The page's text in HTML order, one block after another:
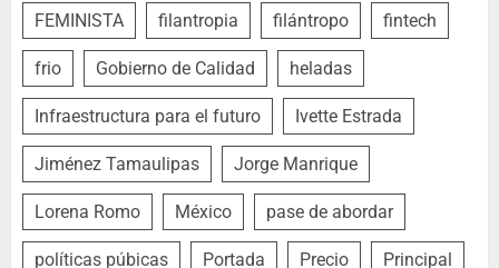
FEMINISTA filantropia filántropo fintech
frio Gobierno de Calidad heladas
Infraestructura para el futuro Ivette Estrada
Jiménez Tamaulipas Jorge Manrique
Lorena Romo México pase de abordar
políticas púbicas Portada Precio Principal